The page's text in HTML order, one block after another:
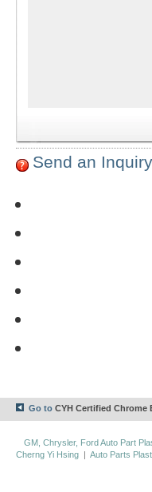
Send an Inquiry
Go to CYH Certified Chrome
GM, Chrysler, Ford Auto Part
Cherng Yi Hsing |Auto Parts